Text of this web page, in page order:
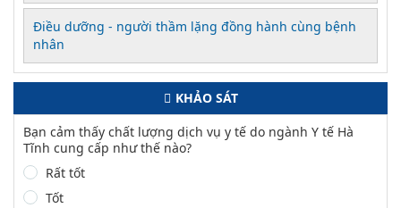
Điều dưỡng - người thầm lặng đồng hành cùng bệnh
nhân
KHẢO SÁT
Bạn cảm thấy chất lượng dịch vụ y tế do ngành Y tế Hà
Tĩnh cung cấp như thế nào?
Rất tốt
Tốt